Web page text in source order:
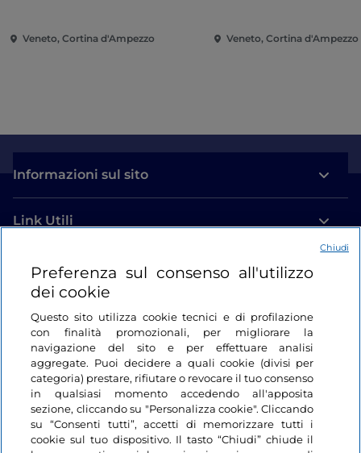
Veneto, Cortina d'Ampezzo Veneto, Cortina d'Ampezzo
Informazioni sul sito
Link Utili
Login
Restiamo in contatto
Preferenza sul consenso all'utilizzo
dei cookie
Questo sito utilizza cookie tecnici e di profilazione
con finalità promozionali, per migliorare la
navigazione del sito e per effettuare analisi
aggregate. Puoi decidere a quali cookie (divisi per
categoria) prestare, rifiutare o revocare il tuo consenso
in qualsiasi momento accedendo all'apposita
sezione, cliccando su "Personalizza cookie". Cliccando
su “Consenti tutti”, accetti di memorizzare tutti i
cookie sul tuo dispositivo. Il tasto “Chiudi” chiude il
Chiudi